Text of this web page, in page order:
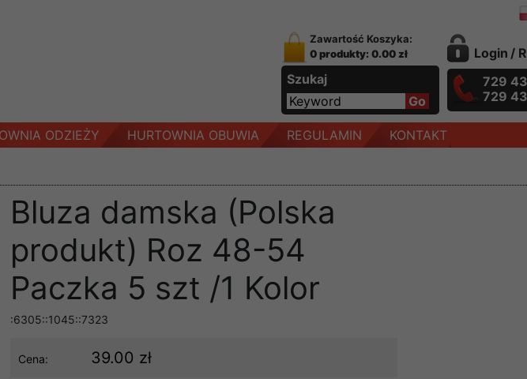
Zawartość Koszyka:
0 produkty: 0.00 zł
Szukaj
Login /
729
729
ODZIEŻY HURTOWNIA OBUWIA REGULAMIN KONTAKT
Bluza damska (Polska
produkt) Roz 48-54
Paczka 5 szt /1 Kolor
:6305::1045::7323
Cena: 39.00 zł